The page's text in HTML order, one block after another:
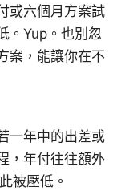
或六個月方案試
。Yup。也別忽
案，能讓你在不
一年中的出差或
，年付往往額外
被壓低。